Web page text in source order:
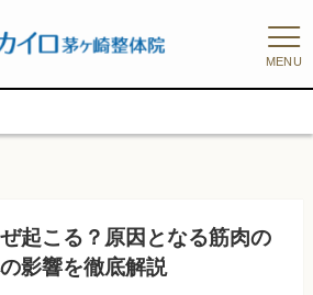
MENU
起こる？原因となる筋肉の
影響を徹底解説